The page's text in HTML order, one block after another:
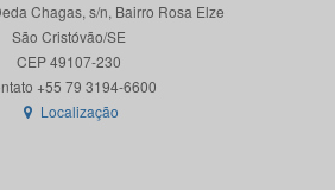
Chagas, s/n, Bairro Rosa Elze
São Cristóvão/SE
CEP 49107-230
Localização